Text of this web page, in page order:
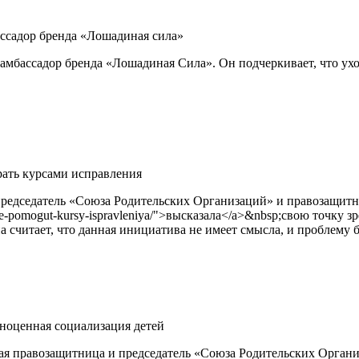
бренда «Лошадиная сила»
бренда «Лошадиная Сила». Он подчеркивает, что
курсами исправления
«Союза Родительских Организаций» и
kursy-ispravleniya/">высказала</a>&nbsp;свою точку
что данная инициатива не имеет смысла, и
социализация детей
правозащитница и председатель «Союза Родительских